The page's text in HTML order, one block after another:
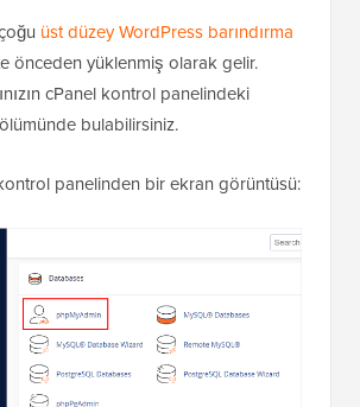
üst düzey WordPress barındırma
önceden yüklenmiş olarak gelir.
cPanel kontrol panelindeki
bulabilirsiniz.
panelinden bir ekran görüntüsü: